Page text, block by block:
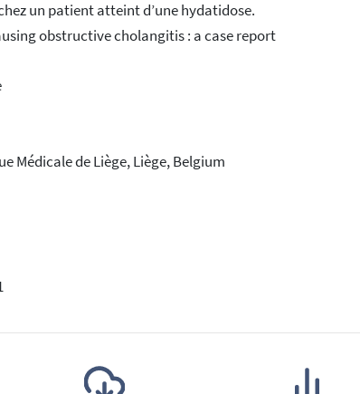
un patient atteint d’une hydatidose.
obstructive cholangitis : a case report
Médicale de Liège, Liège, Belgium